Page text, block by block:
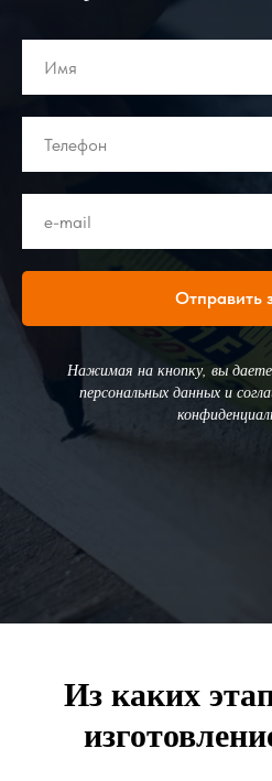
Отправить
Нажимая на кнопку, вы даете
персональных данных и
Из каких